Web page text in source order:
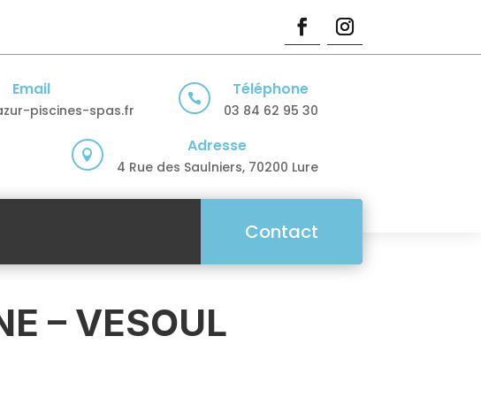
Email
piscines-spas.fr
 Téléphone
03 84 62 95 30
 Adresse
4 Rue des Saulniers, 70200 Lure
Contact
– VESOUL